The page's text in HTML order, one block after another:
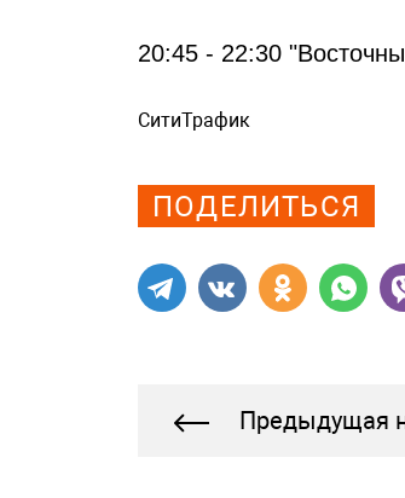
20:45 - 22:30
СитиТрафик
ПОДЕЛИТЬСЯ
Предыдущая